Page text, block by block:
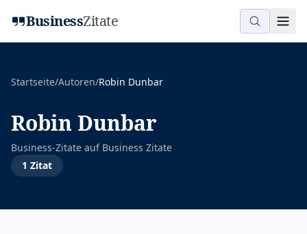
BusinessZitate
Startseite/Autoren/Robin Dunbar
Robin Dunbar
Business-Zitate auf Business Zitate
1 Zitat